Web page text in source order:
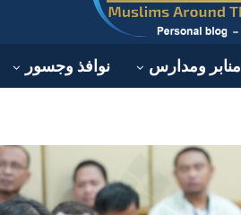
منابر ومدارس نوافذ وجسور